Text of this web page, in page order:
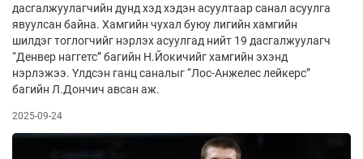
дасгалжуулагчийн дунд хэд хэдэн асуултаар санал асуулга
явуулсан байна. Хамгийн чухал буюу лигийн хамгийн
шилдэг тоглогчийг нэрлэх асуулгад нийт 19 дасгалжуулагч
“Денвер наггетс” багийн Н.Йокичийг хамгийн эхэнд
нэрлэжээ. Үлдсэн ганц саналыг “Лос-Анжелес лейкерс”
багийн Л.Дончич авсан аж.
2025-09-24